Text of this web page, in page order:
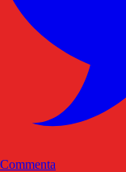
Commenta